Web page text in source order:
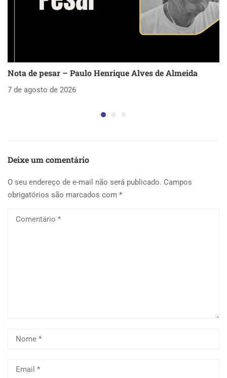
Nota de pesar – Paulo Henrique Alves de Almeida
7 de agosto de 2026
Deixe um comentário
O seu endereço de e-mail não será publicado. Campos
obrigatórios são marcados com *